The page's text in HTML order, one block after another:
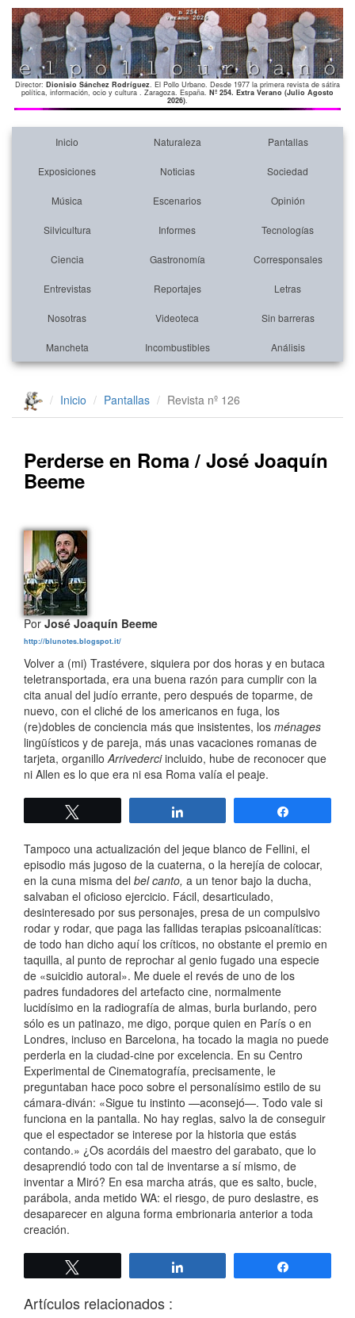
Director: Dionisio Sánchez Rodríguez. El Pollo Urbano. Desde 1977 la primera revista de sátira
política, información, ocio y cultura . Zaragoza. España. Nº 254. Extra Verano (Julio Agosto
2026).
Inicio Naturaleza Pantallas
Exposiciones Noticias Sociedad
Música Escenarios Opinión
Silvicultura Informes Tecnologías
Ciencia Gastronomía Corresponsales
Entrevistas Reportajes Letras
Nosotras Videoteca Sin barreras
Mancheta Incombustibles Análisis
Inicio Pantallas Revista nº 126
Perderse en Roma / José Joaquín
Beeme
PorJosé Joaquín Beeme
http://blunotes.blogspot.it/
Volver a (mi) Trastévere, siquiera por dos horas y en butaca
teletransportada, era una buena razón para cumplir con la
cita anual del judío errante, pero después de toparme, de
nuevo, con el cliché de los americanos en fuga, los
(re)dobles de conciencia más que insistentes, los ménages
lingüísticos y de pareja, más unas vacaciones romanas de
tarjeta, organilloArrivederciincluido, hube de reconocer que
ni Allen es lo que era ni esa Roma valía el peaje.
Tampoco una actualización del jeque blanco de Fellini, el
episodio más jugoso de la cuaterna, o la herejía de colocar,
en la cuna misma del bel canto, a un tenor bajo la ducha,
salvaban el oficioso ejercicio. Fácil, desarticulado,
desinteresado por sus personajes, presa de un compulsivo
rodar y rodar, que paga las fallidas terapias psicoanalíticas:
de todo han dicho aquí los críticos, no obstante el premio en
taquilla, al punto de reprochar al genio fugado una especie
de «suicidio autoral». Me duele el revés de uno de los
padres fundadores del artefacto cine, normalmente
lucidísimo en la radiografía de almas, burla burlando, pero
sólo es un patinazo, me digo, porque quien en París o en
Londres, incluso en Barcelona, ha tocado la magia no puede
perderla en la ciudad-cine por excelencia. En su Centro
Experimental de Cinematografía, precisamente, le
preguntaban hace poco sobre el personalísimo estilo de su
cámara-diván: «Sigue tu instinto —aconsejó—. Todo vale si
funciona en la pantalla. No hay reglas, salvo la de conseguir
que el espectador se interese por la historia que estás
contando.» ¿Os acordáis del maestro del garabato, que lo
desaprendió todo con tal de inventarse a sí mismo, de
inventar a Miró? En esa marcha atrás, que es salto, bucle,
parábola, anda metido WA: el riesgo, de puro deslastre, es
desaparecer en alguna forma embrionaria anterior a toda
creación.
Artículos relacionados :